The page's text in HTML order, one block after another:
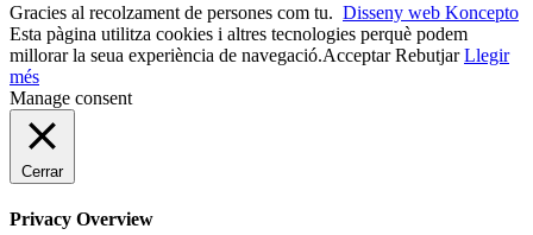
Gracies al recolzament de persones com tu. Disseny web Koncepto
Esta pàgina utilitza cookies i altres tecnologies perquè podem
millorar la seua experiència de navegació.Acceptar Rebutjar Llegir
més
Manage consent
Cerrar
Privacy Overview